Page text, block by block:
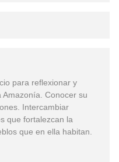
para reflexionar y
Conocer su
Intercambiar
que fortalezcan la
que en ella habitan.